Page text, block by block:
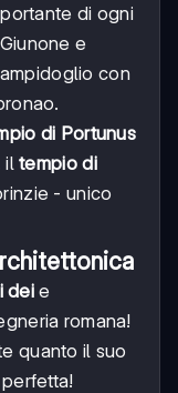
di ogni
e
con
di Portunus
iltempio di
- unico
deie
romana!
quanto il suo